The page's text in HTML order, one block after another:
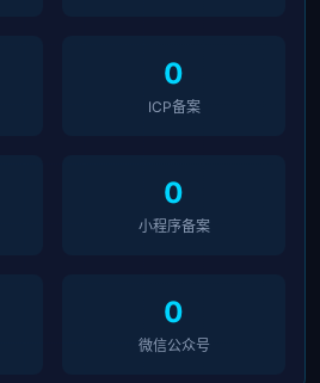
0
ICP备案
0
小程序备案
0
微信公众号